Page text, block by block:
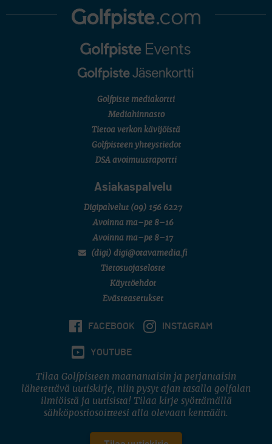
Golfpiste mediakortti
Mediahinnasto
Tietoa verkon kävijöistä
Golfpisteen yhteystiedot
DSA avoimuusraportti
Asiakaspalvelu
Digipalvelut (09) 156 6227
Avoinna ma–pe 8–16
Avoinna ma–pe 8–17
(digi) digi@otavamedia.fi
Tietosuojaseloste
Käyttöehdot
Evästeasetukset
FACEBOOK INSTAGRAM
YOUTUBE
Tilaa Golfpisteen maanantaisin ja perjantaisin
lähetettävä uutiskirje, niin pysyt ajan tasalla golfalan
ilmiöistä ja uutisista! Tilaa kirje syöttämällä
sähköpostiosoitteesi alla olevaan kenttään.